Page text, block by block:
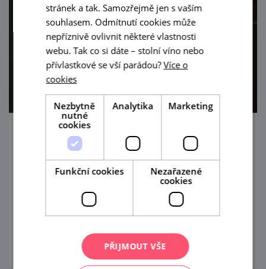
Zámecký stůl
15. 8. '26
První ročník open air posezení v prostorách
zámecké zahrady v Mikulově
prohlédnout
stránek a tak. Samozřejmě jen s vaším
souhlasem. Odmítnutí cookies může
nepříznivě ovlivnit některé vlastnosti
webu. Tak co si dáte – stolní víno nebo
přívlastkové se vší parádou?Více o
cookies
Nezbytně
nutné
cookies
Analytika Marketing
Funkční cookies
Nezařazené
cookies
PŘIJMOUT VŠE